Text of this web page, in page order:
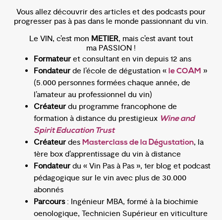
Vous allez découvrir des articles et des podcasts pour
progresser pas à pas dans le monde passionnant du vin.
Le VIN, c’est mon METIER, mais c’est avant tout
ma PASSION !
Formateur et consultant en vin depuis 12 ans
Fondateur de l’école de dégustation « le COAM »
(5.000 personnes formées chaque année, de
l’amateur au professionnel du vin)
Créateur du programme francophone de
formation à distance du prestigieux Wine and
Spirit Education Trust
Créateur des Masterclass de la Dégustation, la
1ère box d’apprentissage du vin à distance
Fondateur du « Vin Pas à Pas », 1er blog et podcast
pédagogique sur le vin avec plus de 30.000
abonnés
Parcours : Ingénieur MBA, formé à la biochimie
oenologique, Technicien Supérieur en viticulture